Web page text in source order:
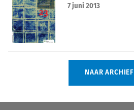
7 juni 2013
NAAR ARCHIEF